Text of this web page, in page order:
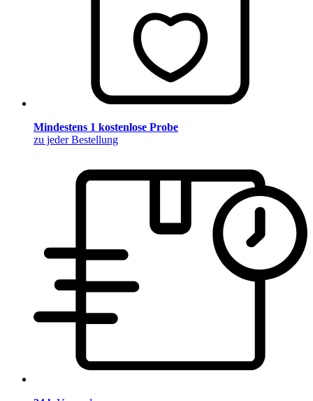
Mindestens 1 kostenlose Probe
zu jeder Bestellung